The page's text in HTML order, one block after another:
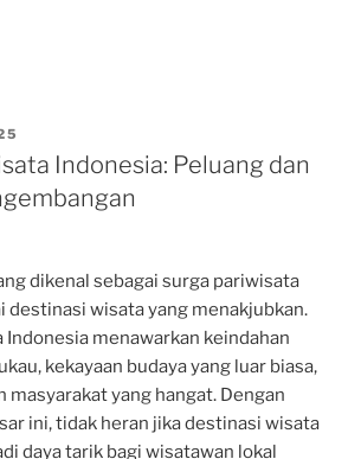
Indonesia: Peluang dan
dikenal sebagai surga pariwisata
destinasi wisata yang menakjubkan.
menawarkan keindahan
kekayaan budaya yang luar biasa,
masyarakat yang hangat. Dengan
ini, tidak heran jika destinasi wisata
daya tarik bagi wisatawan lokal